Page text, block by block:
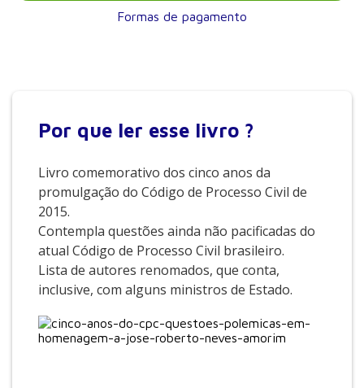
Formas de pagamento
Por que ler esse livro ?
Livro comemorativo dos cinco anos da
promulgação do Código de Processo Civil de
2015.
Contempla questões ainda não pacificadas do
atual Código de Processo Civil brasileiro.
Lista de autores renomados, que conta,
inclusive, com alguns ministros de Estado.